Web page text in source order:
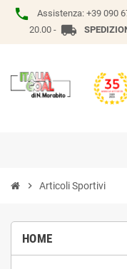
phone Assistenza: +39 090
20.00 - local_shipping
chevron_right Articoli Sportivi
HOME